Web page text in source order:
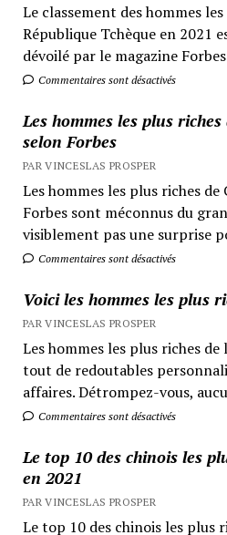
Le classement des hommes
République Tchèque en 2021
dévoilé par le magazine
Commentaires sont désactivés
Les hommes les plus
selon Forbes
PAR VINCESLAS PROSPER
Les hommes les plus riches
Forbes sont méconnus du
visiblement pas une surprise
Commentaires sont désactivés
Voici les hommes les plus
PAR VINCESLAS PROSPER
Les hommes les plus riches
tout de redoutables
affaires. Détrompez-vous,
Commentaires sont désactivés
Le top 10 des chinois les
en 2021
PAR VINCESLAS PROSPER
Le top 10 des chinois les plus